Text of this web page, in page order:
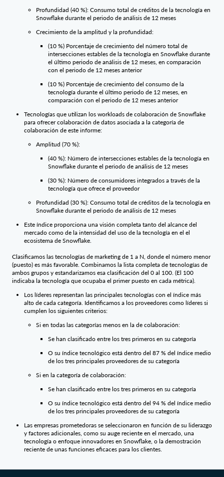
Profundidad (40 %): Consumo total de créditos de la tecnología en
Snowflake durante el periodo de análisis de 12 meses
Crecimiento de la amplitud y la profundidad:
(10 %) Porcentaje de crecimiento del número total de
intersecciones estables de la tecnología en Snowflake durante
el último periodo de análisis de 12 meses, en comparación
con el periodo de 12 meses anterior
(10 %) Porcentaje de crecimiento del consumo de la
tecnología durante el último periodo de 12 meses, en
comparación con el periodo de 12 meses anterior
Tecnologías que utilizan los workloads de colaboración de Snowflake
para ofrecer colaboración de datos asociada a la categoría de
colaboración de este informe:
Amplitud (70 %):
(40 %): Número de intersecciones estables de la tecnología en
Snowflake durante el periodo de análisis de 12 meses
(30 %): Número de consumidores integrados a través de la
tecnología que ofrece el proveedor
Profundidad (30 %): Consumo total de créditos de la tecnología en
Snowflake durante el periodo de análisis de 12 meses
Este índice proporciona una visión completa tanto del alcance del
mercado como de la intensidad del uso de la tecnología en el el
ecosistema de Snowflake.
Clasificamos las tecnologías de marketing de 1 a N, donde el número menor
(puesto) es más favorable. Combinamos la lista completa de tecnologías de
ambos grupos y estandarizamos esa clasificación del 0 al 100. (El 100
indicaba la tecnología que ocupaba el primer puesto en cada métrica).
Los líderes representan las principales tecnologías con el índice más
alto de cada categoría. Identificamos a los proveedores como líderes si
cumplen los siguientes criterios:
Si en todas las categorías menos en la de colaboración:
Se han clasificado entre los tres primeros en su categoría
O su índice tecnológico está dentro del 87 % del índice medio
de los tres principales proveedores de su categoría
Si en la categoría de colaboración:
Se han clasificado entre los tres primeros en su categoría
O su índice tecnológico está dentro del 94 % del índice medio
de los tres principales proveedores de su categoría
Las empresas prometedoras se seleccionaron en función de su liderazgo
y factores adicionales, como su auge reciente en el mercado, una
tecnología o enfoque innovadores en Snowflake, o la demostración
reciente de unas funciones eficaces para los clientes.